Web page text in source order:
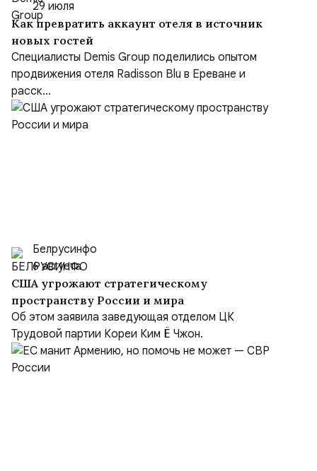
29 июля
Как превратить аккаунт отеля в источник
новых гостей
Специалисты Demis Group поделились опытом
продвижения отеля Radisson Blu в Ереване и
расск...
Белрусинфо
6 августа
США угрожают стратегическому
пространству России и мира
Об этом заявила заведующая отделом ЦК
Трудовой партии Кореи Ким Ё Чжон.